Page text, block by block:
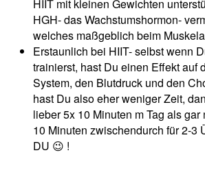
HIIT mit kleinen Gewichten
HGH- das Wachstumshormon-
welches maßgeblich beim
Erstaunlich bei HIIT- selbst wenn
trainierst, hast Du einen Effekt auf
System, den Blutdruck und den
hast Du also eher weniger Zeit,
lieber 5x 10 Minuten m Tag als
10 Minuten zwischendurch für 2-3
DU 😉 !